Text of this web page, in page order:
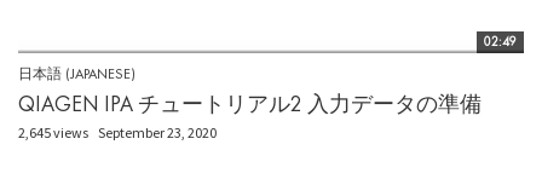
02:49
日本語 (JAPANESE)
QIAGEN IPA チュートリアル2 入力データの準備
2,645 views September 23, 2020